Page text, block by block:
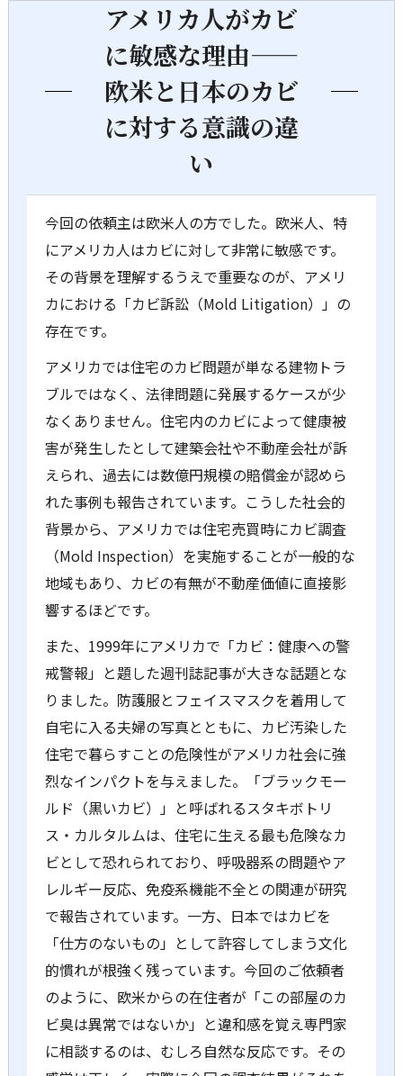
アメリカ人がカビ
に敏感な理由——
欧米と日本のカビ
に対する意識の違
い
今回の依頼主は欧米人の方でした。欧米人、特
にアメリカ人はカビに対して非常に敏感です。
その背景を理解するうえで重要なのが、アメリ
カにおける「カビ訴訟（Mold Litigation）」の
存在です。
アメリカでは住宅のカビ問題が単なる建物トラ
ブルではなく、法律問題に発展するケースが少
なくありません。住宅内のカビによって健康被
害が発生したとして建築会社や不動産会社が訴
えられ、過去には数億円規模の賠償金が認めら
れた事例も報告されています。こうした社会的
背景から、アメリカでは住宅売買時にカビ調査
（Mold Inspection）を実施することが一般的な
地域もあり、カビの有無が不動産価値に直接影
響するほどです。
また、1999年にアメリカで「カビ：健康への警
戒警報」と題した週刊誌記事が大きな話題とな
りました。防護服とフェイスマスクを着用して
自宅に入る夫婦の写真とともに、カビ汚染した
住宅で暮らすことの危険性がアメリカ社会に強
烈なインパクトを与えました。「ブラックモー
ルド（黒いカビ）」と呼ばれるスタキボトリ
ス・カルタルムは、住宅に生える最も危険なカ
ビとして恐れられており、呼吸器系の問題やア
レルギー反応、免疫系機能不全との関連が研究
で報告されています。一方、日本ではカビを
「仕方のないもの」として許容してしまう文化
的慣れが根強く残っています。今回のご依頼者
のように、欧米からの在住者が「この部屋のカ
ビ臭は異常ではないか」と違和感を覚え専門家
に相談するのは、むしろ自然な反応です。その